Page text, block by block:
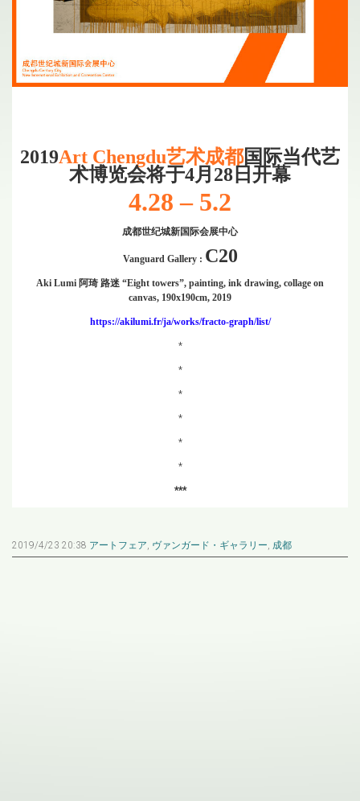
2019Art Chengdu艺术成都国际当代艺
术博览会将于4月28日开幕
4.28 – 5.2
成都世纪城新国际会展中心
Vanguard Gallery : C20
Aki Lumi 阿琦 路迷 “Eight towers”, painting, ink drawing, collage on
canvas, 190x190cm, 2019
https://akilumi.fr/ja/works/fracto-graph/list/
*
*
*
*
*
*
***
2019/4/23 20:38 アートフェア ヴァンガード・ギャラリー 成都